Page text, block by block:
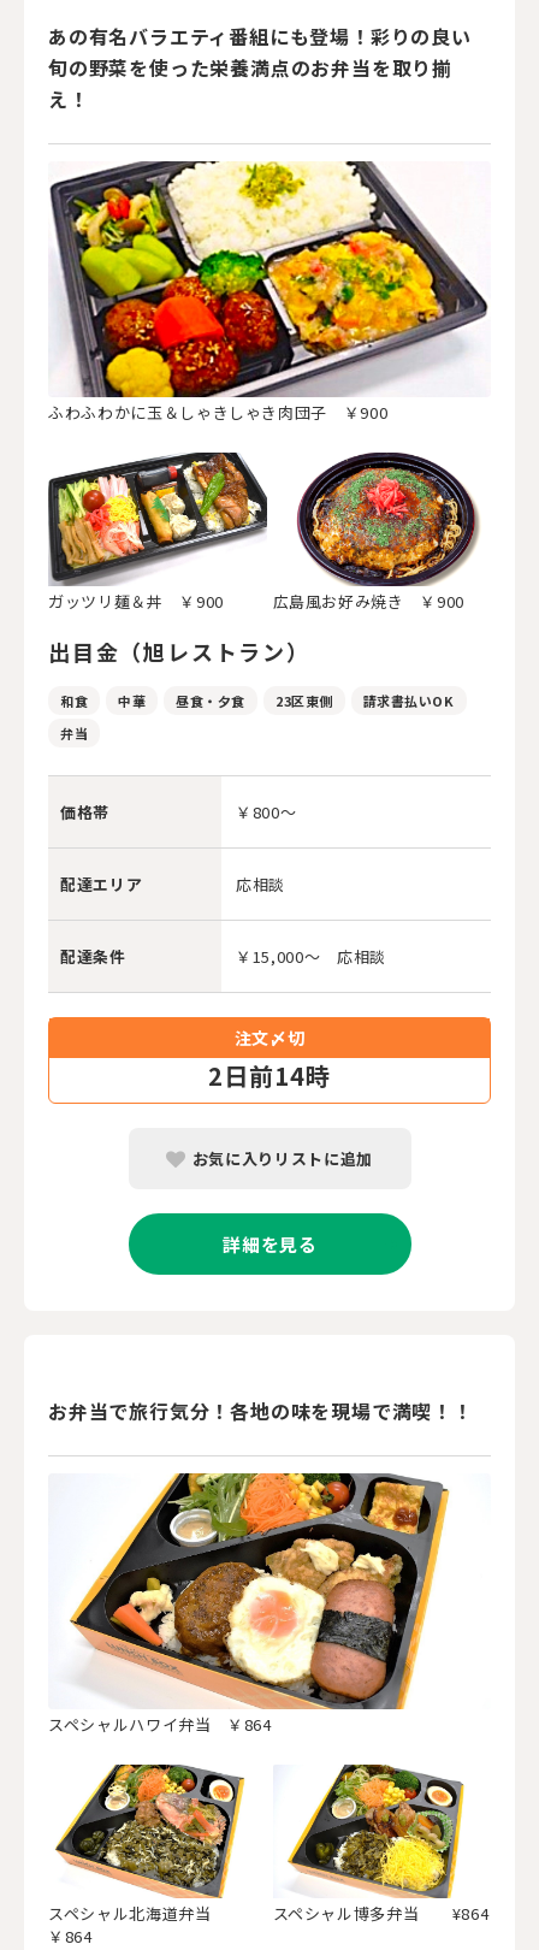
あの有名バラエティ番組にも登場！彩りの良い
旬の野菜を使った栄養満点のお弁当を取り揃
え！
ふわふわかに玉＆しゃきしゃき肉団子 ￥900
ガッツリ麺＆丼 ￥900 広島風お好み焼き ￥900
出目金（旭レストラン）
和食 中華 昼食・夕食 23区東側
請求書払いOK
弁当
価格帯 ￥800～
配達エリア 応相談
配達条件 ￥15,000～ 応相談
注文〆切
2日前14時
お気に入りリストに追加
詳細を見る
お弁当で旅行気分！各地の味を現場で満喫！！
スペシャルハワイ弁当 ￥864
スペシャル北海道弁当
￥864
スペシャル博多弁当 ¥864